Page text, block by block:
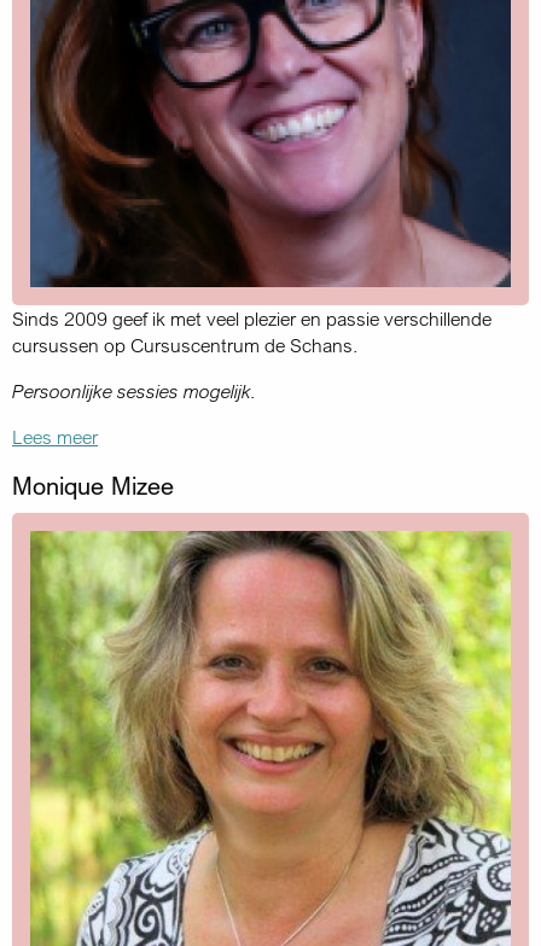
Sinds 2009 geef ik met veel plezier en passie verschillende
cursussen op Cursuscentrum de Schans.
​Persoonlijke sessies mogelijk.
Lees meer
Monique Mizee